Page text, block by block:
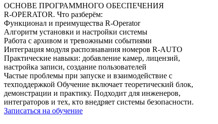
ОСНОВЕ ПРОГРАММНОГО ОБЕСПЕЧЕНИЯ
R‑OPERATOR. Что разберём:
Функционал и преимущества R-Operator
Алгоритм установки и настройки системы
Работа с архивом и тревожными событиями
Интеграция модуля распознавания номеров R-AUTO
Практические навыки: добавление камер, лицензий,
настройка записи, создание пользователей
Частые проблемы при запуске и взаимодействие с
техподдержкой Обучение включает теоретический блок,
демонстрации и практику. Подходит для инженеров,
интеграторов и тех, кто внедряет системы безопасности.
Записаться на обучение